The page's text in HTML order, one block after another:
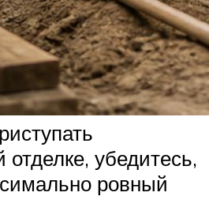
отделке, убедитесь,
ровный